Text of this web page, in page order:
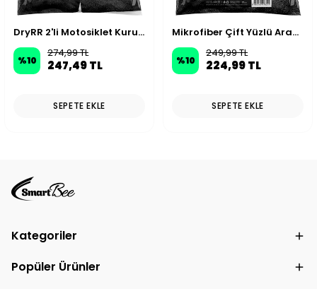
DryRR 2'li Motosiklet Kurulama Havlusu 40x40cm 360GSM - Siyah
%10
274,99 TL
247,49 TL
SEPETE EKLE
Mikrofiber Çift Yüzlü Araç Kurulama Bezi 50x70cm 440GSM - Antrasit
%10
249,99 TL
224,99 TL
SEPETE EKLE
Kategoriler
Popüler Ürünler